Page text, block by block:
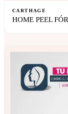
CARTHAGE
HOME PEEL